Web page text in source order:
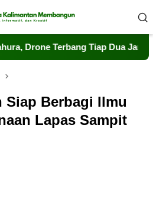
Terbang Tiap Dua Jam
Siap Berbagi Ilmu
Lapas Sampit